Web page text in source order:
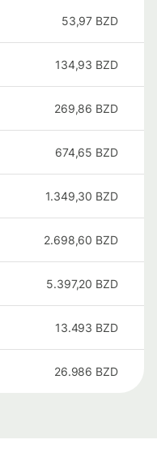
53,97 BZD
134,93 BZD
269,86 BZD
674,65 BZD
1.349,30 BZD
2.698,60 BZD
5.397,20 BZD
13.493 BZD
26.986 BZD